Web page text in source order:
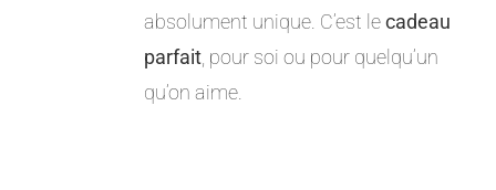
absolument unique. C’est lecadeau
parfait, pour soi ou pour quelqu’un
qu’on aime.